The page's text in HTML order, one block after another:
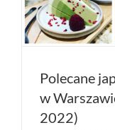
Polecane
w
2022)